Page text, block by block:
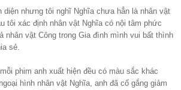
diện nhưng tôi nghĩ Nghĩa chưa hẳn là nhân vật
tôi xác định nhân vật Nghĩa có nội tâm phức
nhân vật Công trong Gia đình mình vui bất thình
sẻ.
phim anh xuất hiện đều có màu sắc khác
hình nhân vật Nghĩa, anh đã cố gắng giảm